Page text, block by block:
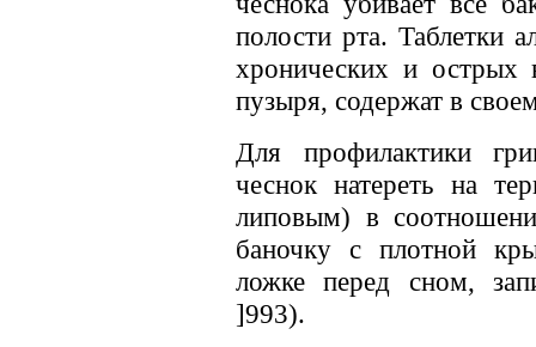
полости рта. Таблетки
хронических и острых
пузыря, содержат в
Для профилактики
чеснок натереть на
липовым) в
баночку с плотной
ложке перед сном,
]993).